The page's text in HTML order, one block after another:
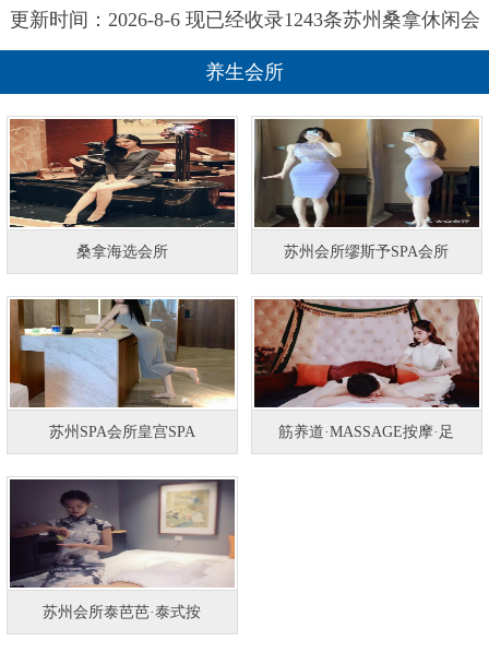
更新时间：2026-8-6 现已经收录1243条苏州桑拿休闲会
所-苏州金海养生网信息
养生会所
桑拿海选会所 苏州会所缪斯予SPA会所
苏州SPA会所皇宫SPA 筋养道·MASSAGE按摩·足
苏州会所泰芭芭·泰式按